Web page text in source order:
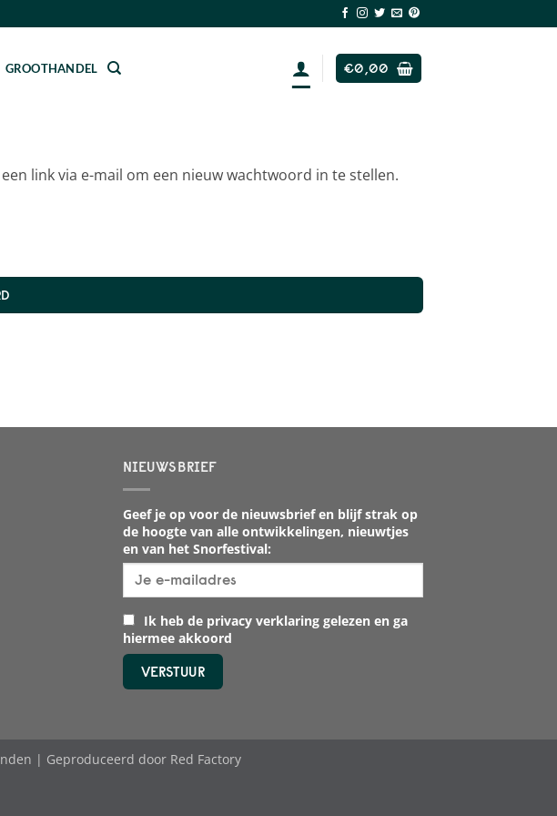
GROOTHANDEL €0,00
link via e-mail om een nieuw wachtwoord in te stellen.
NIEUWSBRIEF
Geef je op voor de nieuwsbrief en blijf strak op
de hoogte van alle ontwikkelingen, nieuwtjes
en van het Snorfestival:
Ik heb de privacy verklaring gelezen en ga
hiermee akkoord
| Geproduceerd door Red Factory